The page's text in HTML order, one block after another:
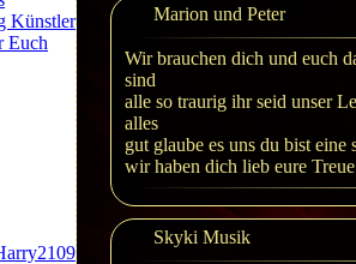
Künstler
Euch
Marion und Peter
Wir brauchen dich und euch
sind
alle so traurig ihr seid unser
alles
gut glaube es uns du bist eine
wir haben dich lieb eure
Skyki Musik